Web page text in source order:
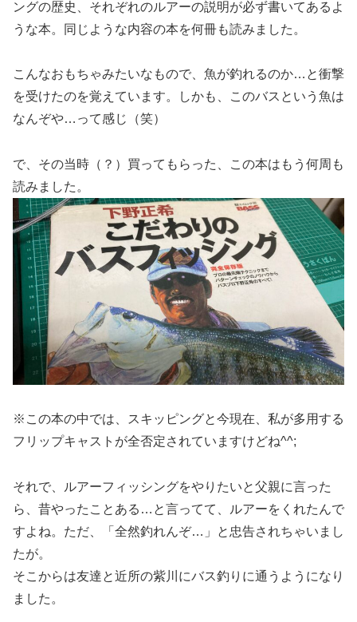
ングの歴史、それぞれのルアーの説明が必ず書いてあるよ
うな本。同じような内容の本を何冊も読みました。
こんなおもちゃみたいなもので、魚が釣れるのか…と衝撃
を受けたのを覚えています。しかも、このバスという魚は
なんぞや…って感じ（笑）
で、その当時（？）買ってもらった、この本はもう何周も
読みました。
※この本の中では、スキッピングと今現在、私が多用する
フリップキャストが全否定されていますけどね^^;
それで、ルアーフィッシングをやりたいと父親に言った
ら、昔やったことある…と言ってて、ルアーをくれたんで
すよね。ただ、「全然釣れんぞ…」と忠告されちゃいまし
たが。
そこからは友達と近所の紫川にバス釣りに通うようになり
ました。